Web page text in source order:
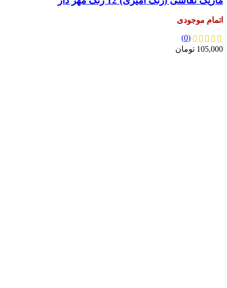
اتمام موجودی
(0)
105,000 تومان